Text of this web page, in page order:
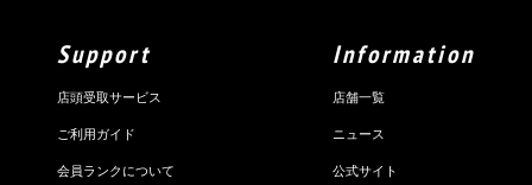
Support
店頭受取サービス
ご利用ガイド
会員ランクについて
Information
店舗一覧
ニュース
公式サイト